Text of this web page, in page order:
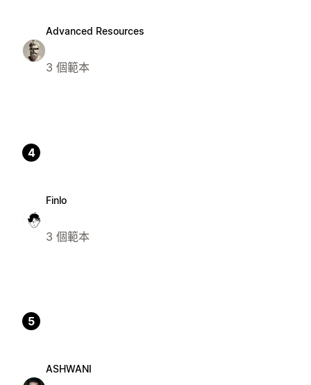
Advanced Resources
3 個範本
4
Finlo
3 個範本
5
ASHWANI